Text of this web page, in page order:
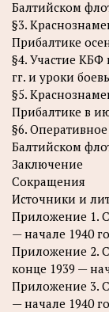
Балтийском
§3.
Прибалтике
§4. Участие
гг. и уроки
§5.
Прибалтике в
§6.
Балтийском
Заключение
Сокращения
Источники и
Приложение 1.
— начале 1940
Приложение 2.
конце 1939 —
Приложение 3.
— начале 1940